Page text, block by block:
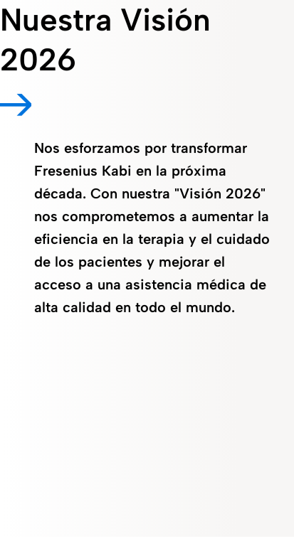
Nuestra Visión
2026
Nos esforzamos por transformar
Fresenius Kabi en la próxima
década. Con nuestra "Visión 2026"
nos comprometemos a aumentar la
eficiencia en la terapia y el cuidado
de los pacientes y mejorar el
acceso a una asistencia médica de
alta calidad en todo el mundo.